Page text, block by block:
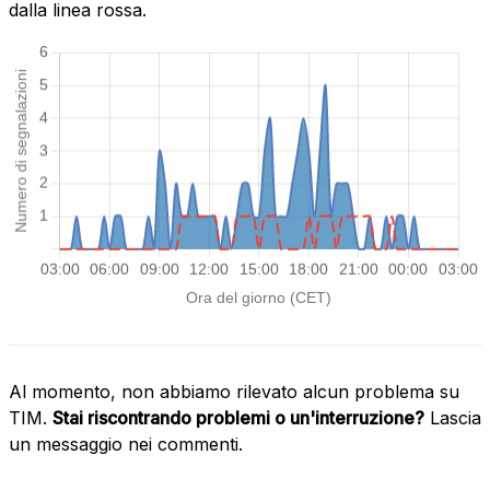
dalla linea rossa.
Al momento, non abbiamo rilevato alcun problema su
TIM. Stai riscontrando problemi o un'interruzione? Lascia
un messaggio nei commenti.